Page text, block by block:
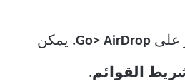
على Go> AirDrop. يمكن
القوائم.